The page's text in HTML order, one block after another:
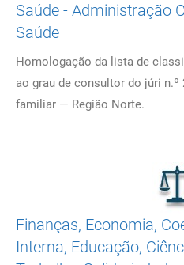
Saúde - Administração
Saúde
Homologação da lista de
ao grau de consultor do júri n.º
familiar ― Região Norte.
Finanças, Economia,
Interna, Educação,